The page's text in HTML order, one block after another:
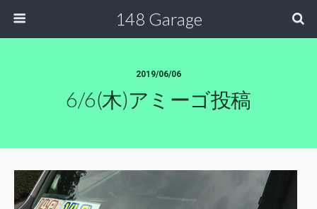
148 Garage
2019/06/06
6/6(木)アミーゴ投稿